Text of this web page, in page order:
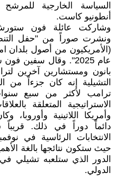
السياسة الخارجية
أنطونيو كاست.
وشاركت عائلة فون
ونشرت صوراً من "حفل
(الأمريكيون من أصول بلدان
عام 2025". وقال سفين
بانون ومستشارين آخرين
التشيلية إنه كان جزءاً من
ترامب لأكثر من سبع
الاستراتيجية المتعلقة
وأمريكا اللاتينية
دائماً دوراً في ذلك.
حيث ستكون نتائجها بالغة
الدور الذي ستلعبه تشيلي
الدولي.